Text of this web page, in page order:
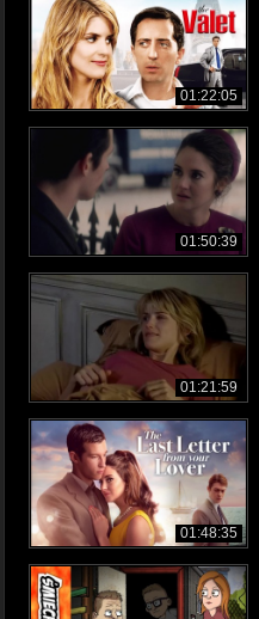
01:22:05
01:50:39
01:21:59
01:48:35